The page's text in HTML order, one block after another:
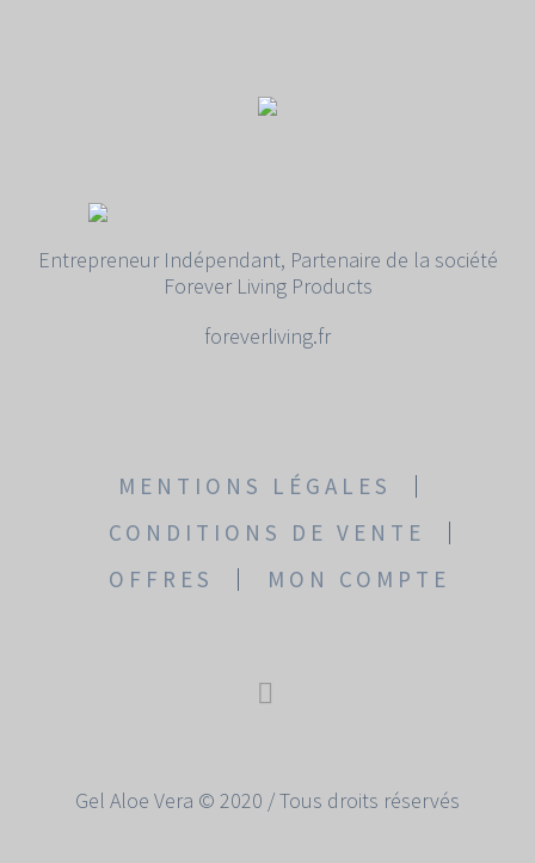
Entrepreneur Indépendant, Partenaire de la société
Forever Living Products
foreverliving.fr
MENTIONS LÉGALES
CONDITIONS DE VENTE
OFFRES
MON COMPTE
Gel Aloe Vera © 2020 / Tous droits réservés